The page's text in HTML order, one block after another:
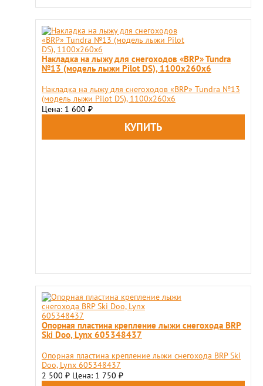
Накладка на лыжу для снегоходов «BRP» Tundra
№13 (модель лыжи Pilot DS), 1100x260x6
Накладка на лыжу для снегоходов «BRP» Tundra №13
(модель лыжи Pilot DS), 1100x260x6
Цена: 1 600 ₽
Опорная пластина крепление лыжи снегохода BRP
Ski Doo, Lynx 605348437
Опорная пластина крепление лыжи снегохода BRP Ski
Doo, Lynx 605348437
2 500 ₽ Цена: 1 750 ₽